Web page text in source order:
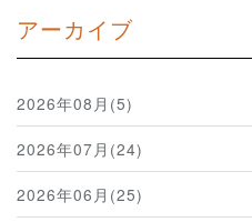
アーカイブ
2026年08月(5)
2026年07月(24)
2026年06月(25)